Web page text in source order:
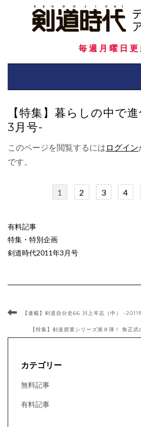
毎週月曜日更
【特集】暮らしの中で
3月号-
このページを閲覧するには ログイン
です。
1 2 3 4
有料記事
特集・特別企画
剣道時代2011年3月号
【連載】剣道自分史66 川上岑志（中） -2011
【特集】剣道授業シリーズ第８弾！ 角正
カテゴリー
無料記事
有料記事